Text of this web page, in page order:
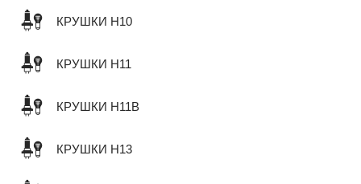
КРУШКИ H10
КРУШКИ H11
КРУШКИ H11B
КРУШКИ H13